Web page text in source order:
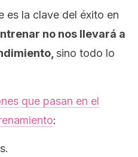
es la clave del éxito en
no nos llevará a
sino todo lo
que pasan en el
: